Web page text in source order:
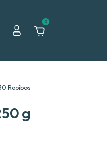
de Devolución
0
Rooibos
g